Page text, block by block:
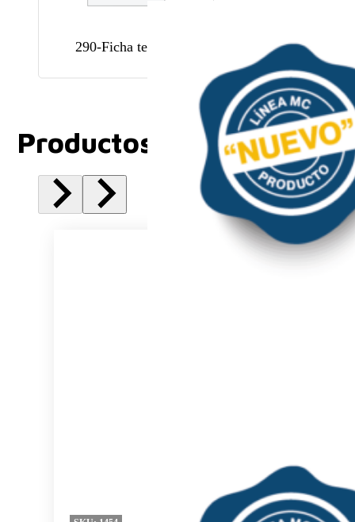
290-Ficha tecnica
Productos Relacionados